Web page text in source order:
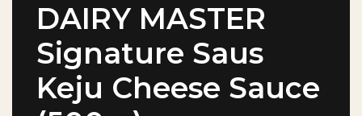
DAIRY MASTER
Signature Saus
Keju Cheese Sauce